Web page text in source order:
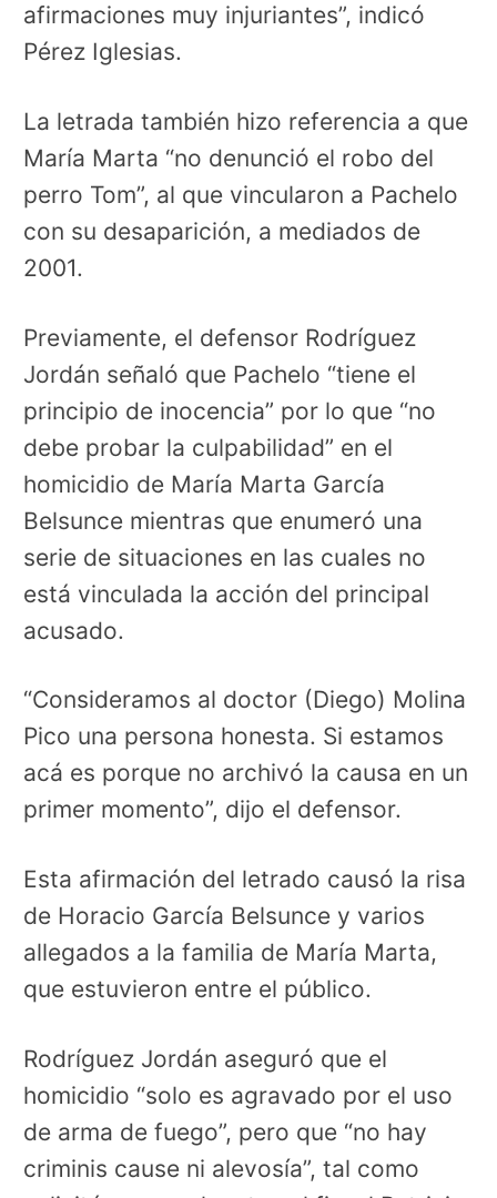
afirmaciones muy injuriantes”, indicó
Pérez Iglesias.
La letrada también hizo referencia a que
María Marta “no denunció el robo del
perro Tom”, al que vincularon a Pachelo
con su desaparición, a mediados de
2001.
Previamente, el defensor Rodríguez
Jordán señaló que Pachelo “tiene el
principio de inocencia” por lo que “no
debe probar la culpabilidad” en el
homicidio de María Marta García
Belsunce mientras que enumeró una
serie de situaciones en las cuales no
está vinculada la acción del principal
acusado.
“Consideramos al doctor (Diego) Molina
Pico una persona honesta. Si estamos
acá es porque no archivó la causa en un
primer momento”, dijo el defensor.
Esta afirmación del letrado causó la risa
de Horacio García Belsunce y varios
allegados a la familia de María Marta,
que estuvieron entre el público.
Rodríguez Jordán aseguró que el
homicidio “solo es agravado por el uso
de arma de fuego”, pero que “no hay
criminis cause ni alevosía”, tal como